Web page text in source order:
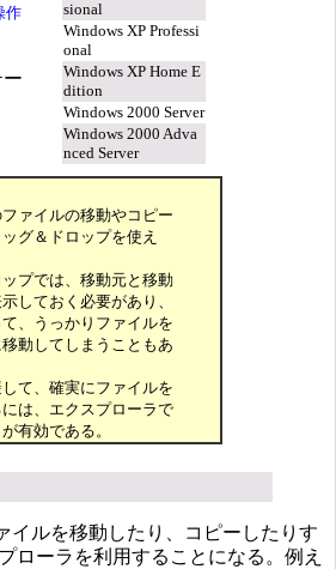
作
sional
Windows XP Professi
onal
Windows XP Home E
dition
Windows 2000 Server
Windows 2000 Adva
nced Server
ァイルの移動やコピー
グ＆ドロップを使え
プでは、移動元と移動
しておく必要があり、
、うっかりファイルを
動してしまうこともあ
て、確実にファイルを
は、エクスプローラで
有効である。
イルを移動したり、コピーしたりす
ローラを利用することになる。例え